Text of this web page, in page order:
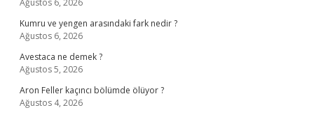
Ağustos 6, 2026
Kumru ve yengen arasındaki fark nedir ?
Ağustos 6, 2026
Avestaca ne demek ?
Ağustos 5, 2026
Aron Feller kaçıncı bölümde ölüyor ?
Ağustos 4, 2026